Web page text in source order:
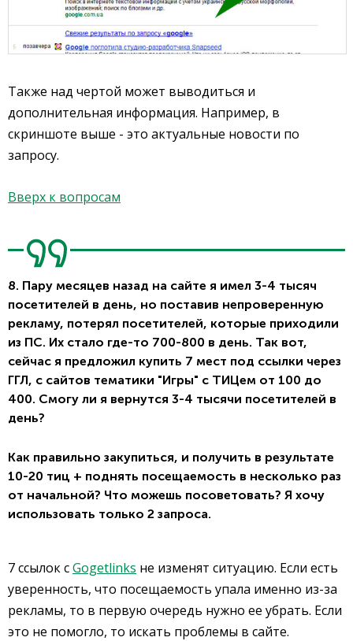
Также над чертой может выводиться и
дополнительная информация. Например, в
скриншоте выше - это актуальные новости по
запросу.
Вверх к вопросам
8. Пару месяцев назад на сайте я имел 3-4 тысяч
посетителей в день, но поставив непроверенную
рекламу, потерял посетителей, которые приходили
из ПС. Их стало где-то 700-800 в день. Так вот,
сейчас я предложил купить 7 мест под ссылки через
ГГЛ, с сайтов тематики "Игры" с ТИЦем от 100 до
400. Смогу ли я вернутся 3-4 тысячи посетителей в
день?
Как правильно закупиться, и получить в результате
10-20 тиц + поднять посещаемость в несколько раз
от начальной? Что можешь посоветовать? Я хочу
использовать только 2 запроса.
7 ссылок сGogetlinks не изменят ситуацию. Если есть
уверенность, что посещаемость упала именно из-за
рекламы, то в первую очередь нужно ее убрать. Если
это не помогло, то искать проблемы в сайте.